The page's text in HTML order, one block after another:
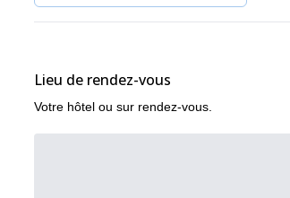
Lieu de rendez-vous
Votre hôtel ou sur rendez-vous.